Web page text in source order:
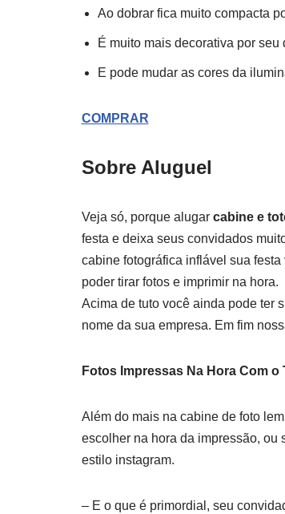
Ao dobrar fica muito compacta
É muito mais decorativa por
E pode mudar as cores da
COMPRAR
Sobre Aluguel
Veja só, porque alugar cabine e
festa e deixa seus convidados
cabine fotográfica inflável sua
poder tirar fotos e imprimir na
Acima de tuto você ainda pode ter
nome da sua empresa. Em fim
Fotos Impressas Na Hora Com
Além do mais na cabine de foto
escolher na hora da impressão, ou
estilo instagram.
– E o que é primordial, seu